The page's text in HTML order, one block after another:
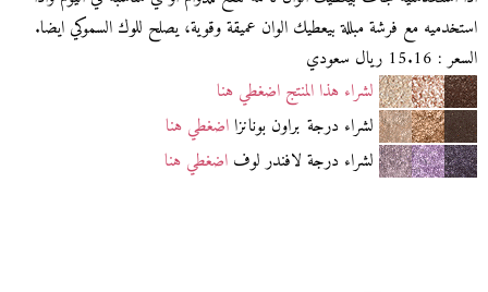
استخدميه مع فرشة مبللة بيعطيك الوان عميقة وقوية، يصلح للوك السموكي ايضا.
السعر : 15.16 ريال سعودي
لشراء هذا المنتج اضغطي هنا
لشراء درجة براون بونانزااضغطي هنا
لشراء درجة لافندر لوفاضغطي هنا